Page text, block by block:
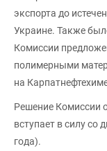
экспорта до
Украине. Также
Комиссии
полимерными
на
Решение Комиссии
вступает в силу со
года).